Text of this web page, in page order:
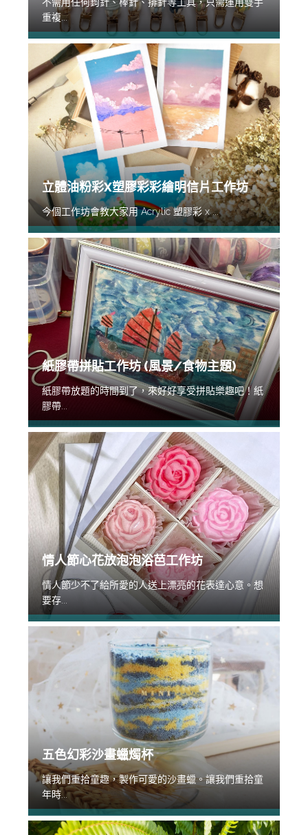
重複...
立體油粉彩X塑膠彩彩繪明信片工作坊
今個工作坊會教大家用 Acrylic 塑膠彩 x ...
紙膠帶拼貼工作坊 (風景/食物主題)
紙膠帶放題的時間到了，來好好享受拼貼樂趣吧！紙
膠帶...
情人節心花放泡泡浴芭工作坊
情人節少不了給所愛的人送上漂亮的花表達心意。想
要存...
五色幻彩沙畫蠟燭杯
讓我們重拾童趣，製作可愛的沙畫蠟。讓我們重拾童
年時...